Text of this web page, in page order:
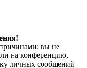
вы не
на конференцию,
личных сообщений